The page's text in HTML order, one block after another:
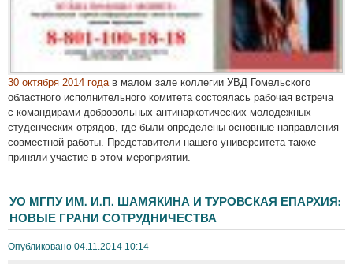
30 октября 2014 года в малом зале коллегии УВД Гомельского
областного исполнительного комитета состоялась рабочая встреча
с командирами добровольных антинаркотических молодежных
студенческих отрядов, где были определены основные направления
совместной работы. Представители нашего университета также
приняли участие в этом мероприятии.
УО МГПУ ИМ. И.П. ШАМЯКИНА И ТУРОВСКАЯ ЕПАРХИЯ:
НОВЫЕ ГРАНИ СОТРУДНИЧЕСТВА
Опубликовано 04.11.2014 10:14